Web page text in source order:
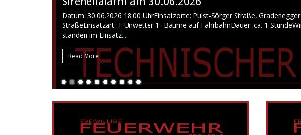
Datum: 30.06.2026 18:00 UhrEinsatzorte: Pulst-Sörger Straße, Gradenegger
StraßeEinsatzart: T Unwetter 1- Bäume auf FahrbahnDauer: ca. 1
standen im Einsatz...
Read More